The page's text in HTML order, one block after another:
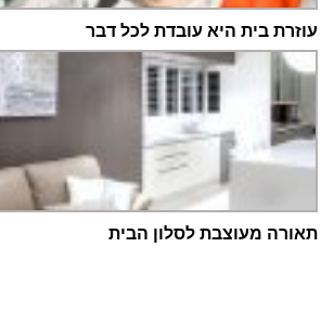
עוזרת בית היא עובדת לכל דבר
תאורה מעוצבת לסלון הבית